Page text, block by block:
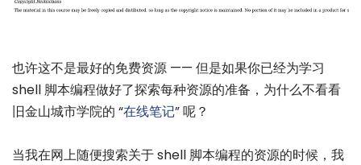
也许这不是最好的免费资源 —— 但是如果你已经为学习
shell 脚本编程做好了探索每种资源的准备，为什么不看看
旧金山城市学院的 “在线笔记” 呢？
当我在网上随便搜索关于 shell 脚本编程的资源的时候，我